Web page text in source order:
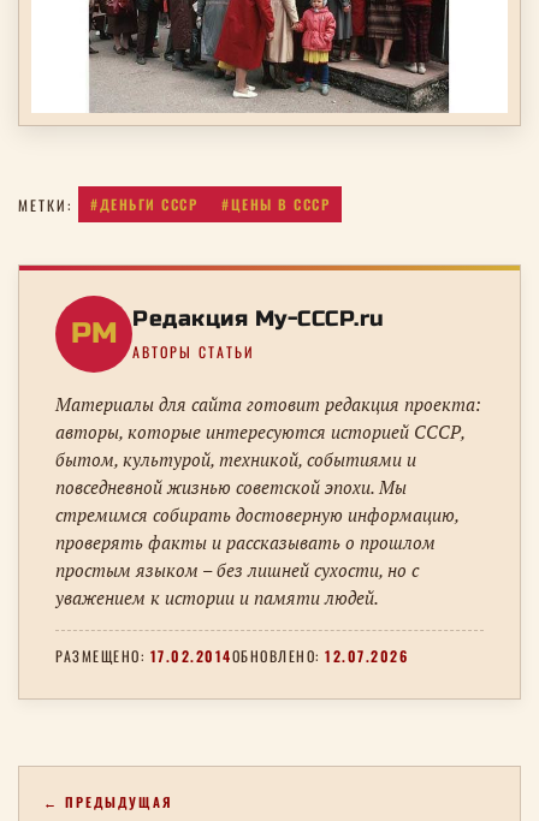
МЕТКИ: #ДЕНЬГИ СССР #ЦЕНЫ В СССР
РM Редакция My-CCCP.ru
АВТОРЫ СТАТЬИ
Материалы для сайта готовит редакция проекта:
авторы, которые интересуются историей СССР,
бытом, культурой, техникой, событиями и
повседневной жизнью советской эпохи. Мы
стремимся собирать достоверную информацию,
проверять факты и рассказывать о прошлом
простым языком – без лишней сухости, но с
уважением к истории и памяти людей.
РАЗМЕЩЕНО: 17.02.2014ОБНОВЛЕНО: 12.07.2026
← ПРЕДЫДУЩАЯ